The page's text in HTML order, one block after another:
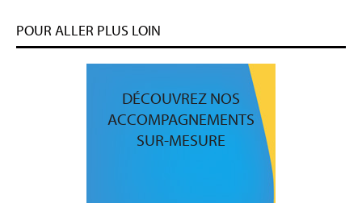
POUR ALLER PLUS LOIN
DÉCOUVREZ NOS
ACCOMPAGNEMENTS
SUR-MESURE